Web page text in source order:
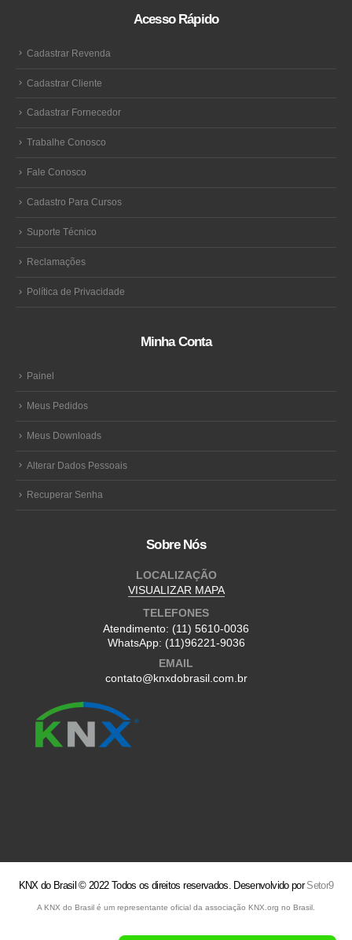
Acesso Rápido
Cadastrar Revenda
Cadastrar Cliente
Cadastrar Fornecedor
Trabalhe Conosco
Fale Conosco
Cadastro Para Cursos
Suporte Técnico
Reclamações
Política de Privacidade
Minha Conta
Painel
Meus Pedidos
Meus Downloads
Alterar Dados Pessoais
Recuperar Senha
Sobre Nós
LOCALIZAÇÃO
VISUALIZAR MAPA
TELEFONES
Atendimento: (11) 5610-0036
WhatsApp: (11)96221-9036
EMAIL
contato@knxdobrasil.com.br
KNX do Brasil © 2022 Todos os direitos reservados. Desenvolvido porSetor9
A KNX do Brasil é um representante oficial da associação KNX.org no Brasil.